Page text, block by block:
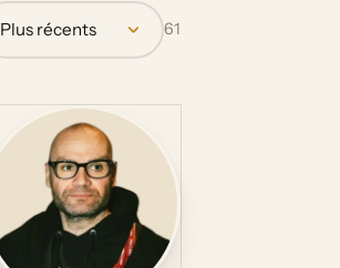
Plus récents 61